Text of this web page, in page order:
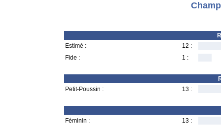
Estimé :
12 :
Fide :
1 :
Petit-Poussin :
13 :
Féminin : 13 :